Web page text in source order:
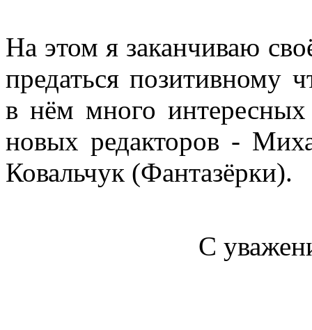
На этом я заканчиваю
предаться позитивному
в нём много
новых редакторов -
Ковальчук (Фантазёрки).
С